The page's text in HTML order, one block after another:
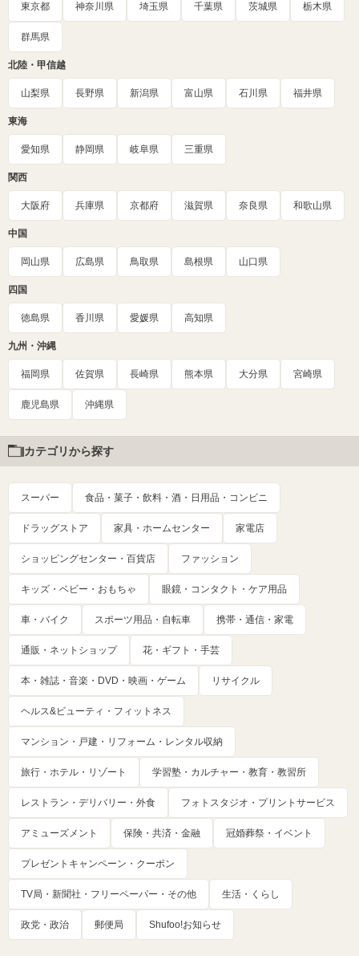
東京都 神奈川県 埼玉県 千葉県 茨城県 栃木県
群馬県
北陸・甲信越
山梨県 長野県 新潟県 富山県 石川県 福井県
東海
愛知県 静岡県 岐阜県 三重県
関西
大阪府 兵庫県 京都府 滋賀県 奈良県 和歌山県
中国
岡山県 広島県 鳥取県 島根県 山口県
四国
徳島県 香川県 愛媛県 高知県
九州・沖縄
福岡県 佐賀県 長崎県 熊本県 大分県 宮崎県
鹿児島県 沖縄県
カテゴリから探す
スーパー 食品・菓子・飲料・酒・日用品・コンビニ
ドラッグストア 家具・ホームセンター 家電店
ショッピングセンター・百貨店 ファッション
キッズ・ベビー・おもちゃ 眼鏡・コンタクト・ケア用品
車・バイク スポーツ用品・自転車 携帯・通信・家電
通販・ネットショップ 花・ギフト・手芸
本・雑誌・音楽・DVD・映画・ゲーム リサイクル
ヘルス&ビューティ・フィットネス
マンション・戸建・リフォーム・レンタル収納
旅行・ホテル・リゾート 学習塾・カルチャー・教育・教習所
レストラン・デリバリー・外食 フォトスタジオ・プリントサービス
アミューズメント 保険・共済・金融 冠婚葬祭・イベント
プレゼントキャンペーン・クーポン
TV局・新聞社・フリーペーパー・その他 生活・くらし
政党・政治 郵便局 Shufoo!お知らせ